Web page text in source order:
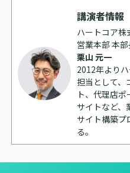
講演者情報
ハートコア株
営業本部 本部
栗山 元一
2012年より
担当として、
ト、代理店
サイトなど、
サイト構築プ
る。